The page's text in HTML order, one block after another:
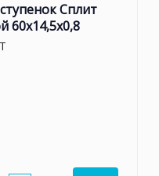
Сплит
60x14,5x0,8